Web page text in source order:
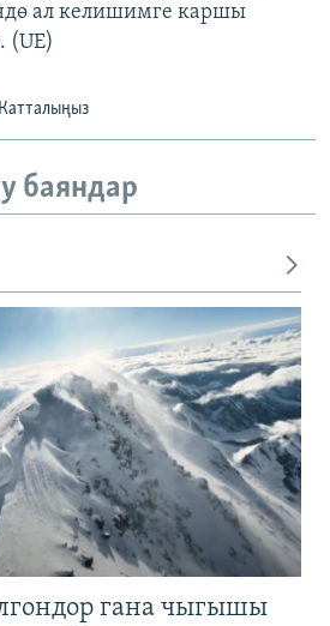
ал келишимге каршы
(UE)
Катталыңыз
баяндар
гана чыгышы